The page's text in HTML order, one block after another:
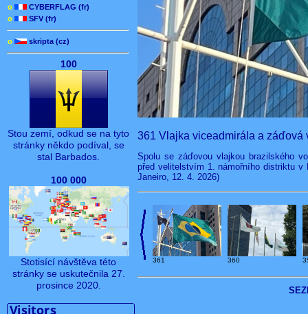
o
CYBERFLAG (fr)
o
SFV (fr)
o skripta (cz)
100
Stou zemí, odkud se na tyto
stránky někdo podíval, se
stal Barbados.
100 000
Stotisící návštěva této
stránky se uskutečnila 27.
prosince 2020.
361 Vlajka viceadmirála a
Spolu se záďovou vlajkou brazilského
před velitelstvím 1. námořního distriktu v
Janeiro, 12. 4. 2026)
361 360